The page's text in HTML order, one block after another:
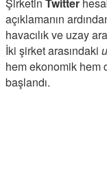
Şirketin Twitter
açıklamanın
havacılık ve uzay
İki şirket arasındaki
hem ekonomik hem
başlandı.